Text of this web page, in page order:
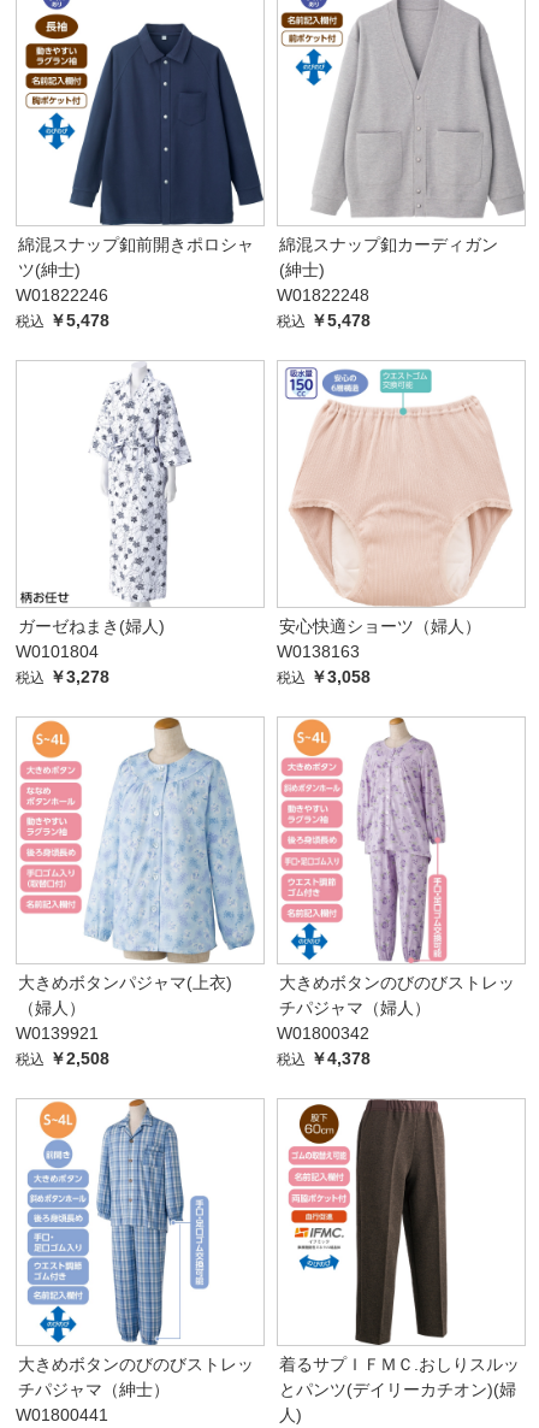
綿混スナップ釦前開きポロシャ
ツ(紳士)
W01822246
税込 ￥5,478
綿混スナップ釦カーディガン
(紳士)
W01822248
税込 ￥5,478
ガーゼねまき(婦人)
W0101804
税込 ￥3,278
安心快適ショーツ（婦人）
W0138163
税込 ￥3,058
大きめボタンパジャマ(上衣)
（婦人）
W0139921
税込 ￥2,508
大きめボタンのびのびストレッ
チパジャマ（婦人）
W01800342
税込 ￥4,378
大きめボタンのびのびストレッ
チパジャマ（紳士）
W01800441
着るサプＩＦＭＣ.おしりスルッ
とパンツ(デイリーカチオン)(婦
人)